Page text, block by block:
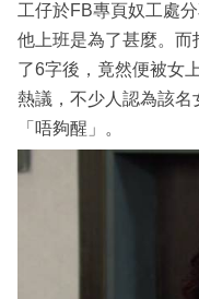
工仔於FB專頁奴工處
他上班是為了甚麼。
了6字後，竟然便被女
熱議，不少人認為該名
「唔夠醒」。